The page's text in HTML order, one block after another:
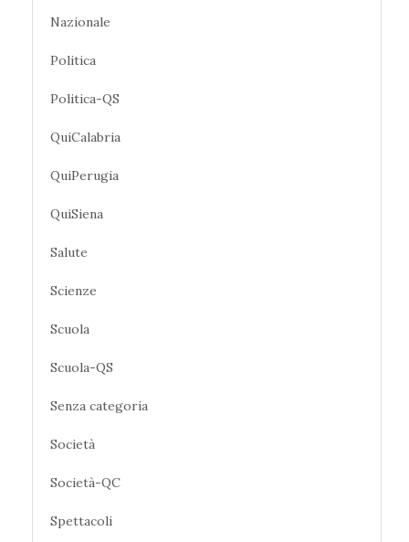
Nazionale
Politica
Politica-QS
QuiCalabria
QuiPerugia
QuiSiena
Salute
Scienze
Scuola
Scuola-QS
Senza categoria
Società
Società-QC
Spettacoli